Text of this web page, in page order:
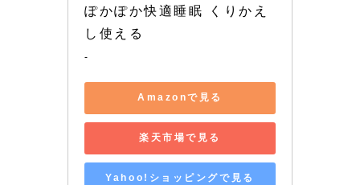
ぽかぽか快適睡眠 くりかえ
し使える
-
Amazonで見る
楽天市場で見る
Yahoo!ショッピングで見る